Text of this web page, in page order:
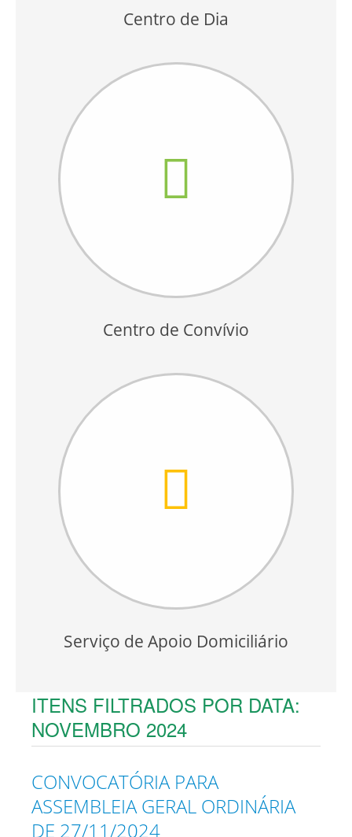
Centro de Dia
Centro de Convívio
Serviço de Apoio Domiciliário
ITENS FILTRADOS POR DATA:
NOVEMBRO 2024
CONVOCATÓRIA PARA
ASSEMBLEIA GERAL ORDINÁRIA
DE 27/11/2024